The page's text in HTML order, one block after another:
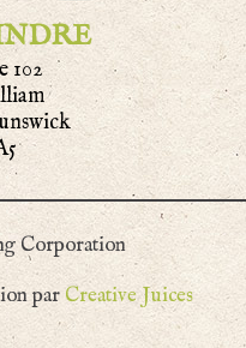
102
Corporation
par Creative Juices